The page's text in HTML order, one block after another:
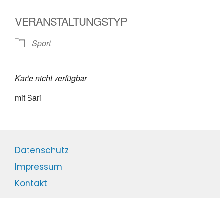
VERANSTALTUNGSTYP
Sport
Karte nicht verfügbar
mit Sari
Datenschutz
Impressum
Kontakt